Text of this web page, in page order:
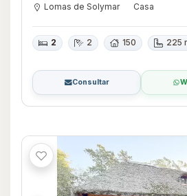
Lomas de Solymar Casa
2 2 150 225
Consultar